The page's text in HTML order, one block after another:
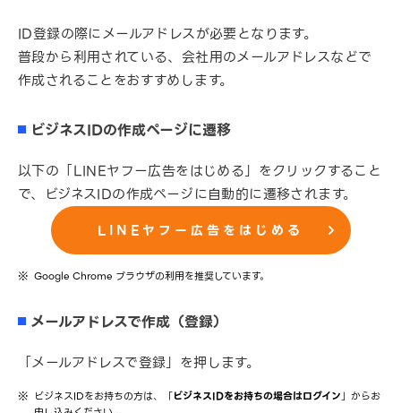
ID登録の際にメールアドレスが必要となります。
普段から利用されている、会社用のメールアドレスなどで
作成されることをおすすめします。
ビジネスIDの作成ページに遷移
以下の「LINEヤフー広告をはじめる」をクリックすること
で、ビジネスIDの作成ページに自動的に遷移されます。
LINEヤフー広告をはじめる
Google Chrome ブラウザの利用を推奨しています。
メールアドレスで作成（登録）
「メールアドレスで登録」を押します。
ビジネスIDをお持ちの方は、「ビジネスIDをお持ちの場合はログイン」からお